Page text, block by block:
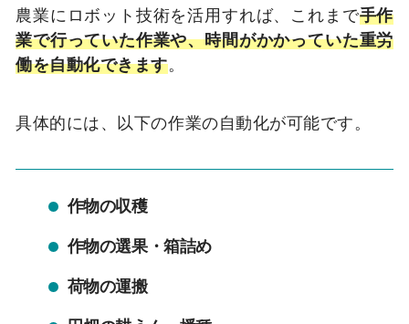
農業にロボット技術を活用すれば、これまで手作
業で行っていた作業や、時間がかかっていた重労
働を自動化できます。
具体的には、以下の作業の自動化が可能です。
作物の収穫
作物の選果・箱詰め
荷物の運搬